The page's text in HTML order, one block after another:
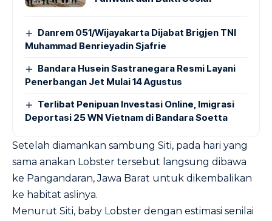
Danrem 051/Wijayakarta Dijabat Brigjen TNI
Muhammad Benrieyadin Sjafrie
Bandara Husein Sastranegara Resmi Layani
Penerbangan Jet Mulai 14 Agustus
Terlibat Penipuan Investasi Online, Imigrasi
Deportasi 25 WN Vietnam di Bandara Soetta
Setelah diamankan sambung Siti, pada hari yang
sama anakan Lobster tersebut langsung dibawa
ke Pangandaran, Jawa Barat untuk dikembalikan
ke habitat aslinya.
Menurut Siti, baby Lobster dengan estimasi senilai